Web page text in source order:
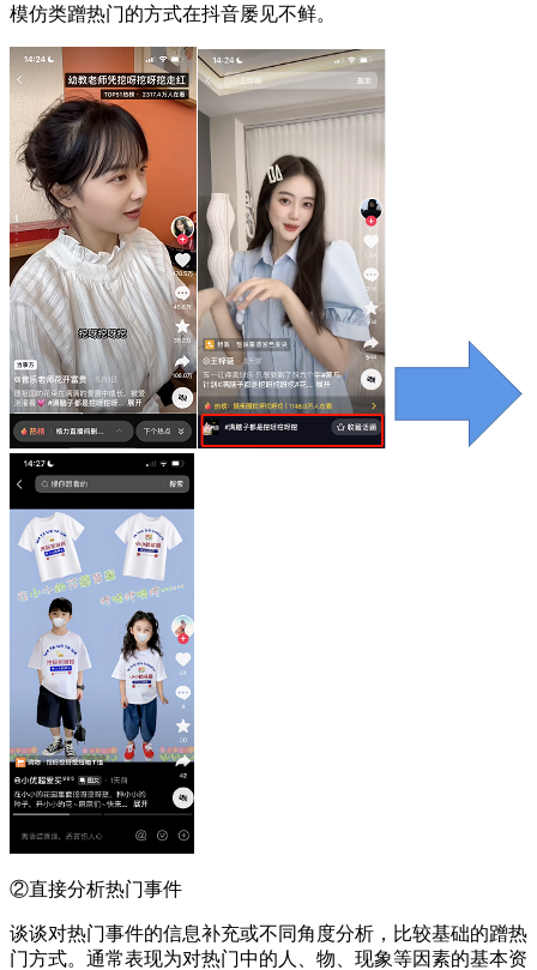
模仿类蹭热门的方式在抖音屡见不鲜。
②直接分析热门事件
谈谈对热门事件的信息补充或不同角度分析，比较基础的蹭热
门方式。通常表现为对热门中的人、物、现象等因素的基本资